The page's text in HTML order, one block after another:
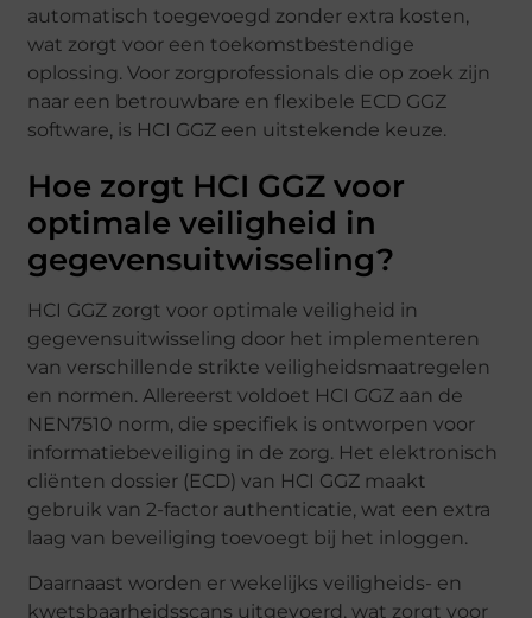
automatisch toegevoegd zonder extra kosten,
wat zorgt voor een toekomstbestendige
oplossing. Voor zorgprofessionals die op zoek zijn
naar een betrouwbare en flexibele ECD GGZ
software, is HCI GGZ een uitstekende keuze.
Hoe zorgt HCI GGZ voor
optimale veiligheid in
gegevensuitwisseling?
HCI GGZ zorgt voor optimale veiligheid in
gegevensuitwisseling door het implementeren
van verschillende strikte veiligheidsmaatregelen
en normen. Allereerst voldoet HCI GGZ aan de
NEN7510 norm, die specifiek is ontworpen voor
informatiebeveiliging in de zorg. Het elektronisch
cliënten dossier (ECD) van HCI GGZ maakt
gebruik van 2-factor authenticatie, wat een extra
laag van beveiliging toevoegt bij het inloggen.
Daarnaast worden er wekelijks veiligheids- en
kwetsbaarheidsscans uitgevoerd, wat zorgt voor